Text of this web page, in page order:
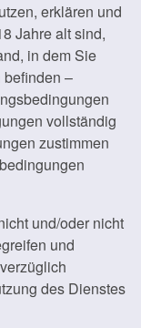
erklären und
Jahre alt sind,
in dem Sie
–
vollständig
zustimmen
und/oder nicht
und
des Dienstes